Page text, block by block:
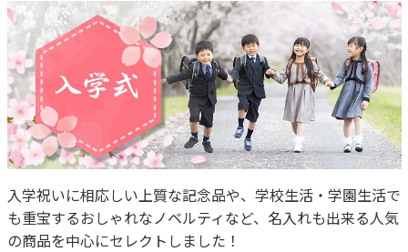
入学祝いに相応しい上質な記念品や、学校生活・学園生活で
も重宝するおしゃれなノベルティなど、名入れも出来る人気
の商品を中心にセレクトしました！